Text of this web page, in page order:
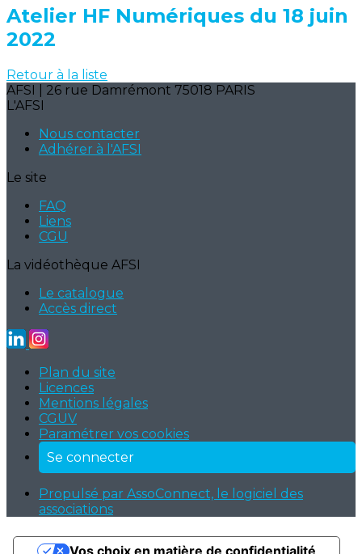
Atelier HF Numériques du 18 juin
2022
Retour à la liste
AFSI | 26 rue Damrémont 75018 PARIS
L'AFSI
Nous contacter
Adhérer à l'AFSI
Le site
FAQ
Liens
CGU
La vidéothèque AFSI
Le catalogue
Accès direct
Plan du site
Licences
Mentions légales
CGUV
Paramétrer vos cookies
Se connecter
Propulsé par AssoConnect, le logiciel des
associations
Vos choix en matière de confidentialité